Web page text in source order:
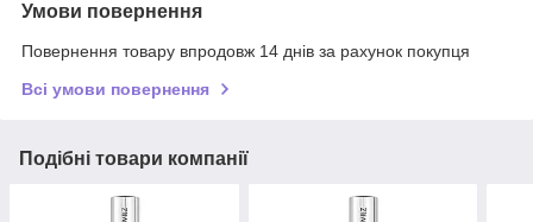
Умови повернення
Повернення товару впродовж 14 днів за рахунок покупця
Всі умови повернення
Подібні товари компанії